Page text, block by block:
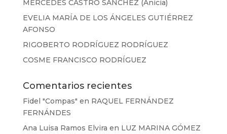
MERCEDES CASTRO SÁNCHEZ (Anicia)
EVELIA MARÍA DE LOS ÁNGELES GUTIÉRREZ
AFONSO
RIGOBERTO RODRÍGUEZ RODRÍGUEZ
COSME FRANCISCO RODRÍGUEZ
Comentarios recientes
Fidel "Compas" en RAQUEL FERNÁNDEZ
FERNÁNDES
Ana Luisa Ramos Elvira en LUZ MARINA GÓMEZ